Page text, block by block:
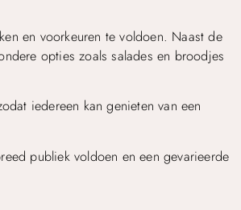
en voorkeuren te voldoen. Naast de
opties zoals salades en broodjes
iedereen kan genieten van een
publiek voldoen en een gevarieerde